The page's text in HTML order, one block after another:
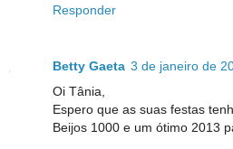
Responder
Betty Gaeta 3 de janeiro de
Oi Tânia,
Espero que as suas festas
Beijos 1000 e um ótimo 2013